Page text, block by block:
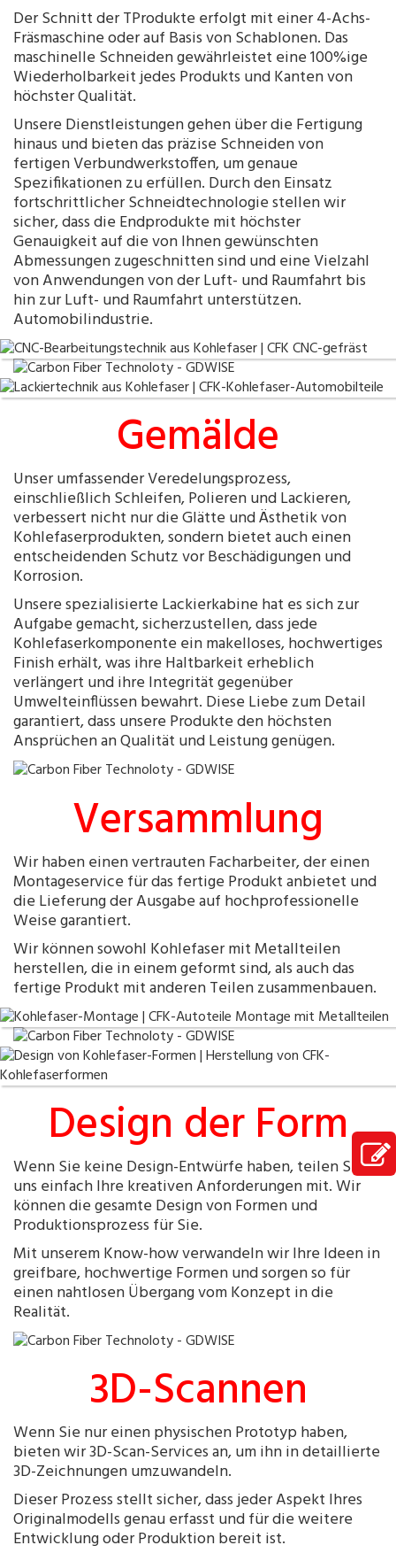
Der Schnitt der TProdukte erfolgt mit einer 4-Achs-
Fräsmaschine oder auf Basis von Schablonen. Das
maschinelle Schneiden gewährleistet eine 100%ige
Wiederholbarkeit jedes Produkts und Kanten von
höchster Qualität.
Unsere Dienstleistungen gehen über die Fertigung
hinaus und bieten das präzise Schneiden von
fertigen Verbundwerkstoffen, um genaue
Spezifikationen zu erfüllen. Durch den Einsatz
fortschrittlicher Schneidtechnologie stellen wir
sicher, dass die Endprodukte mit höchster
Genauigkeit auf die von Ihnen gewünschten
Abmessungen zugeschnitten sind und eine Vielzahl
von Anwendungen von der Luft- und Raumfahrt bis
hin zur Luft- und Raumfahrt unterstützen.
Automobilindustrie.
Gemälde
Unser umfassender Veredelungsprozess,
einschließlich Schleifen, Polieren und Lackieren,
verbessert nicht nur die Glätte und Ästhetik von
Kohlefaserprodukten, sondern bietet auch einen
entscheidenden Schutz vor Beschädigungen und
Korrosion.
Unsere spezialisierte Lackierkabine hat es sich zur
Aufgabe gemacht, sicherzustellen, dass jede
Kohlefaserkomponente ein makelloses, hochwertiges
Finish erhält, was ihre Haltbarkeit erheblich
verlängert und ihre Integrität gegenüber
Umwelteinflüssen bewahrt. Diese Liebe zum Detail
garantiert, dass unsere Produkte den höchsten
Ansprüchen an Qualität und Leistung genügen.
Versammlung
Wir haben einen vertrauten Facharbeiter, der einen
Montageservice für das fertige Produkt anbietet und
die Lieferung der Ausgabe auf hochprofessionelle
Weise garantiert.
Wir können sowohl Kohlefaser mit Metallteilen
herstellen, die in einem geformt sind, als auch das
fertige Produkt mit anderen Teilen zusammenbauen.
Design der Form
Wenn Sie keine Design-Entwürfe haben, teilen Sie
uns einfach Ihre kreativen Anforderungen mit. Wir
können die gesamte Design von Formenund
Produktionsprozess für Sie.
Mit unserem Know-how verwandeln wir Ihre Ideen in
greifbare, hochwertige Formen und sorgen so für
einen nahtlosen Übergang vom Konzept in die
Realität.
3D-Scannen
Wenn Sie nur einen physischen Prototyp haben,
bieten wir 3D-Scan-Services an, um ihn in detaillierte
3D-Zeichnungen umzuwandeln.
Dieser Prozess stellt sicher, dass jeder Aspekt Ihres
Originalmodells genau erfasst und für die weitere
Entwicklung oder Produktion bereit ist.